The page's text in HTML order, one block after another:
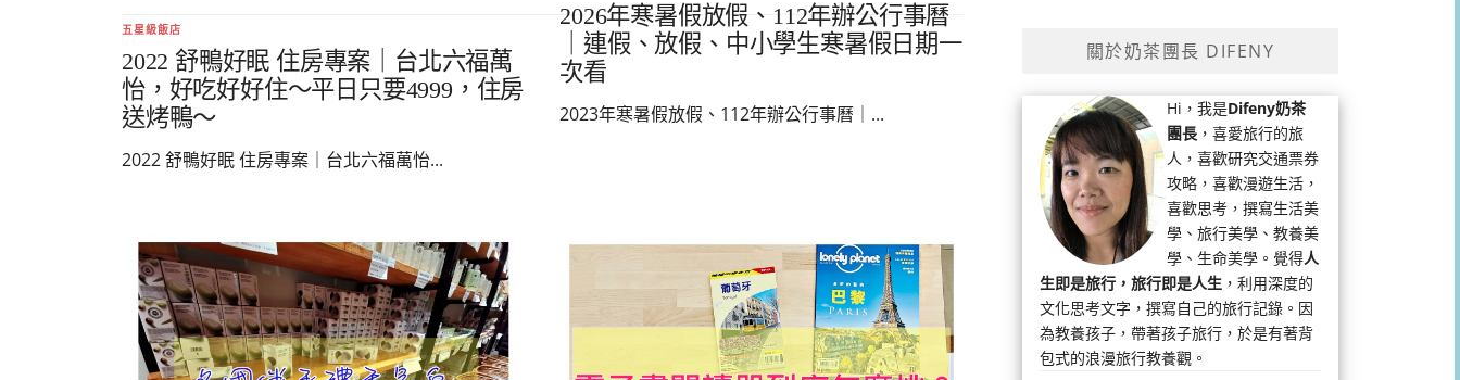
五星級飯店
2022 舒鴨好眠 住房專案｜台北六福萬
怡，好吃好好住～平日只要4999，住房
送烤鴨～
2022 舒鴨好眠 住房專案｜台北六福萬怡...
2026年寒暑假放假、112年辦公行事曆
｜連假、放假、中小學生寒暑假日期一
次看
2023年寒暑假放假、112年辦公行事曆｜...
關於奶茶團長 DIFENY
Hi，我是Difeny奶茶
團長 ，喜愛旅行的旅
人，喜歡研究交通票券
攻略，喜歡漫遊生活，
喜歡思考，撰寫生活美
學、旅行美學、教養美
學、生命美學。覺得人
生即是旅行，旅行即是人生 ，利用深度的
文化思考文字，撰寫自己的旅行記錄。因
為教養孩子，帶著孩子旅行，於是有著背
包式的浪漫旅行教養觀。